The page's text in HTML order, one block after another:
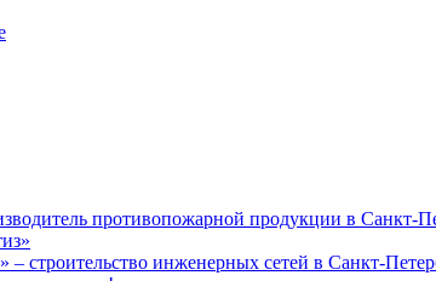
противопожарной продукции в Санкт-
строительство инженерных сетей в Санкт-